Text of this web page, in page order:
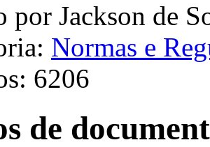
por Jackson de
Normas e
6206
de